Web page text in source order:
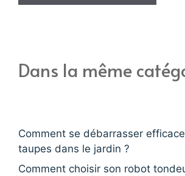
Dans la même
Comment se débarrasser
taupes dans le jardin ?
Comment choisir son robot